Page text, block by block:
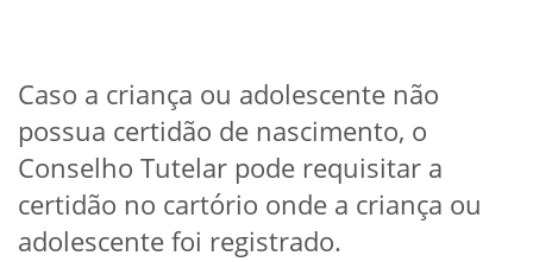
Caso a criança ou adolescente não
possua certidão de nascimento, o
Conselho Tutelar pode requisitar a
certidão no cartório onde a criança ou
adolescente foi registrado.